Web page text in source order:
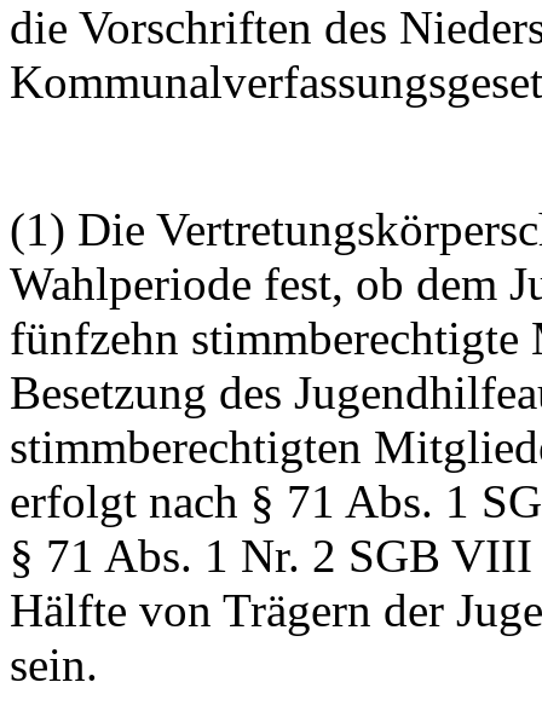
die Vorschriften des
(1) Die
Wahlperiode fest, ob dem
fünfzehn
Besetzung des
stimmberechtigten
erfolgt nach § 71 Abs. 1
§ 71 Abs. 1 Nr. 2 SGB
Hälfte von Trägern der
sein.